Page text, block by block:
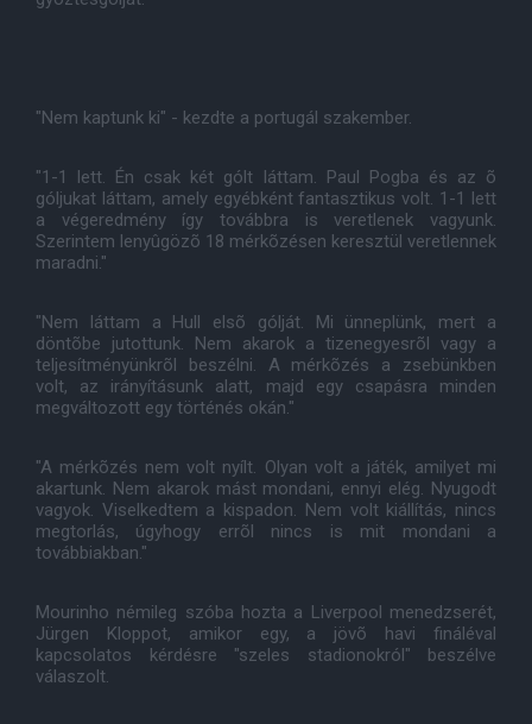
"Nem kaptunk ki" - kezdte a portugál szakember.
"1-1 lett. Én csak két gólt láttam. Paul Pogba és az õ
góljukat láttam, amely egyébként fantasztikus volt. 1-1 lett
a végeredmény így továbbra is veretlenek vagyunk.
Szerintem lenyûgözõ 18 mérkõzésen keresztül veretlennek
maradni."
"Nem láttam a Hull elsõ gólját. Mi ünneplünk, mert a
döntõbe jutottunk. Nem akarok a tizenegyesrõl vagy a
teljesítményünkrõl beszélni. A mérkõzés a zsebünkben
volt, az irányításunk alatt, majd egy csapásra minden
megváltozott egy történés okán."
"A mérkõzés nem volt nyílt. Olyan volt a játék, amilyet mi
akartunk. Nem akarok mást mondani, ennyi elég. Nyugodt
vagyok. Viselkedtem a kispadon. Nem volt kiállítás, nincs
megtorlás, úgyhogy errõl nincs is mit mondani a
továbbiakban."
Mourinho némileg szóba hozta a Liverpool menedzserét,
Jürgen Kloppot, amikor egy, a jövõ havi fináléval
kapcsolatos kérdésre "szeles stadionokról" beszélve
válaszolt.